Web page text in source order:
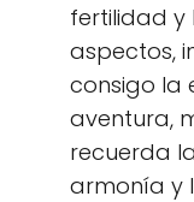
fertilidad y
aspectos,
consigo la
aventura,
recuerda
armonía y